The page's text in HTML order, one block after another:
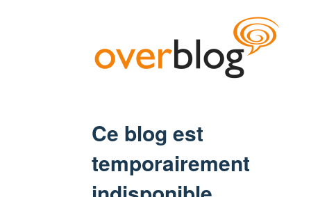
Ce blog est
temporairement